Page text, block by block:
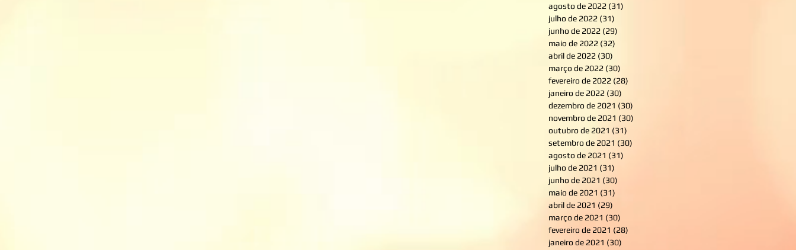
agosto de 2022 (31)
julho de 2022 (31)
junho de 2022 (29)
maio de 2022 (32)
abril de 2022 (30)
março de 2022 (30)
fevereiro de 2022 (28)
janeiro de 2022 (30)
dezembro de 2021 (30)
novembro de 2021 (30)
outubro de 2021 (31)
setembro de 2021 (30)
agosto de 2021 (31)
julho de 2021 (31)
junho de 2021 (30)
maio de 2021 (31)
abril de 2021 (29)
março de 2021 (30)
fevereiro de 2021 (28)
janeiro de 2021 (30)